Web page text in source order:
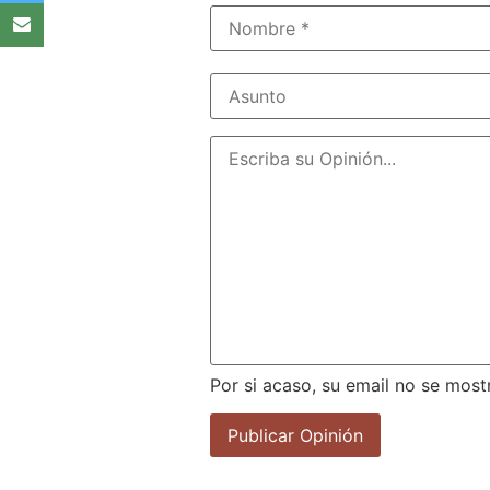
Por si acaso, su email no se